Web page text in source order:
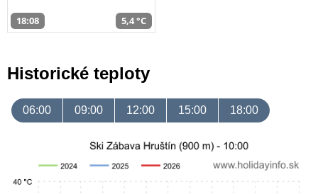
18:08 5,4 °C
Historické teploty
06:00 09:00 12:00 15:00 18:00